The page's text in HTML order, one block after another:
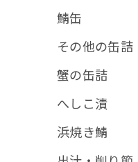
鯖缶
その他の缶詰
蟹の缶詰
へしこ漬
浜焼き鯖